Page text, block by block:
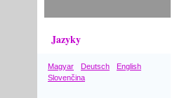
Jazyky
Magyar Deutsch
English
Slovenčina